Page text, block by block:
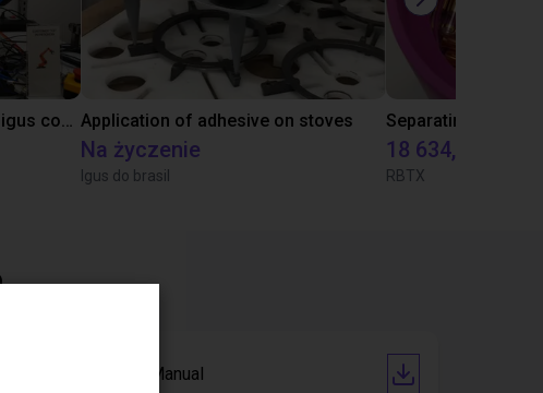
Laboratory automation with igus cobot ReBeL 6DOF Application of adhesive on stoves
Na życzenie
Igus do brasil
18 634,80 zł
RBTX
Operating Manual